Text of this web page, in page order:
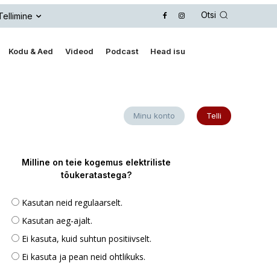
Otsi
Kodu & Aed Videod Podcast Head isu
Minu konto Telli
Milline on teie kogemus elektriliste
tõukeratastega?
Kasutan neid regulaarselt.
Kasutan aeg-ajalt.
Ei kasuta, kuid suhtun positiivselt.
Ei kasuta ja pean neid ohtlikuks.